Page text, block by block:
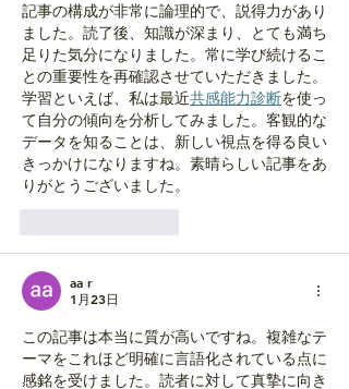
記事の構成が非常に論理的で、説得力があり
ました。読了後、知識が深まり、とても満ち
足りた気分になりました。常に学び続けるこ
との重要性を再確認させていただきました。
学習といえば、私は最近共感能力診断を使っ
て自分の傾向を分析してみました。客観的な
データを知ることは、新しい視点を得る良い
きっかけになりますね。素晴らしい記事をあ
りがとうございました。
aa r
1月23日
この記事は本当に質が高いですね。複雑なテ
ーマをこれほど明確に言語化されている点に
感銘を受けました。読者に対して真摯に向き